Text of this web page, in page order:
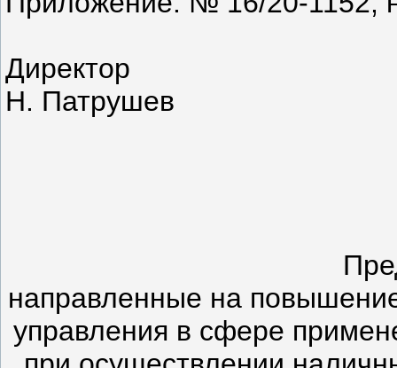
Директор
Н. Патрушев
направленные на
управления в сфере